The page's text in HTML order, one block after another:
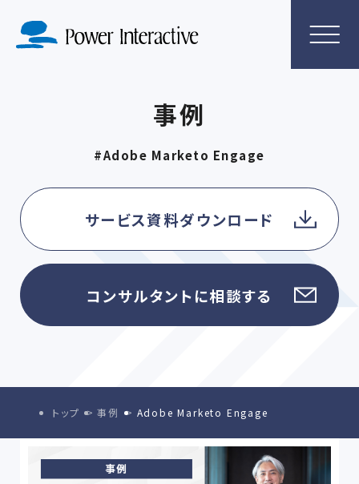
事例
#Adobe Marketo Engage
サービス資料ダウンロード
コンサルタントに相談する
トップ 事例 Adobe Marketo Engage